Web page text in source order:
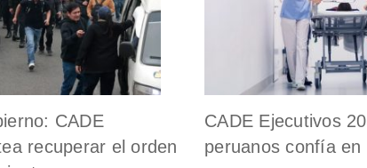
CADE
recuperar el orden
CADE Ejecutivos
peruanos confía en